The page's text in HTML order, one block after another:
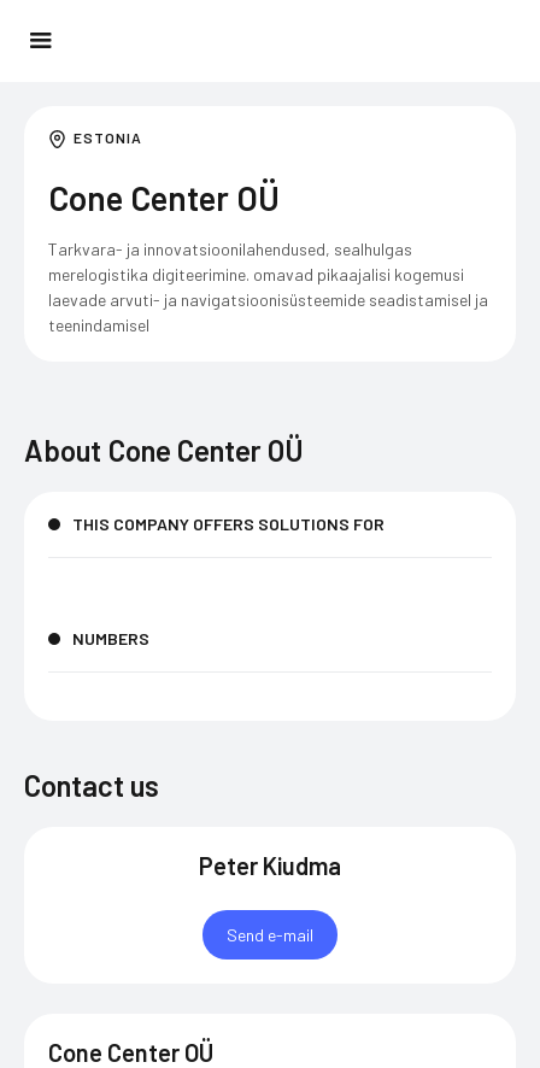
ESTONIA
Cone Center OÜ
Tarkvara- ja innovatsioonilahendused, sealhulgas
merelogistika digiteerimine. omavad pikaajalisi kogemusi
laevade arvuti- ja navigatsioonisüsteemide seadistamisel ja
teenindamisel
About Cone Center OÜ
THIS COMPANY OFFERS SOLUTIONS FOR
NUMBERS
Contact us
Peter Kiudma
Send e-mail
Cone Center OÜ